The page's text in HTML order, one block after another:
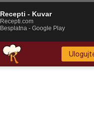
Recepti - Kuvar
Recepti.com
Besplatna - Google Play